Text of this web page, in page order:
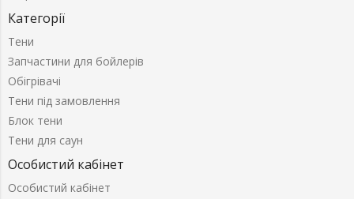
Категорії
Тени
Запчастини для бойлерів
Обігрівачі
Тени під замовлення
Блок тени
Тени для саун
Особистий кабінет
Особистий кабінет